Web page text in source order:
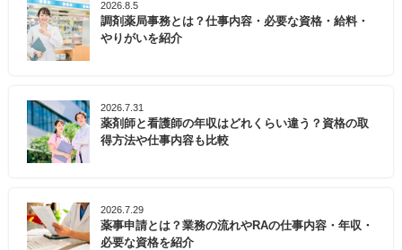
2026.8.5
調剤薬局事務とは？仕事内容・必要な資格・給料・
やりがいを紹介
2026.7.31
薬剤師と看護師の年収はどれくらい違う？資格の取
得方法や仕事内容も比較
2026.7.29
薬事申請とは？業務の流れやRAの仕事内容・年収・
必要な資格を紹介